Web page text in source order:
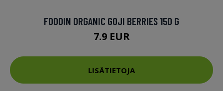
FOODIN ORGANIC GOJI BERRIES 150 G
7.9 EUR
LISÄTIETOJA